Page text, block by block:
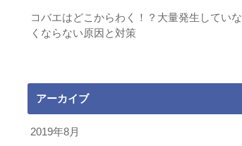
コバエはどこからわく！？大量発生していな
くならない原因と対策
アーカイブ
2019年8月